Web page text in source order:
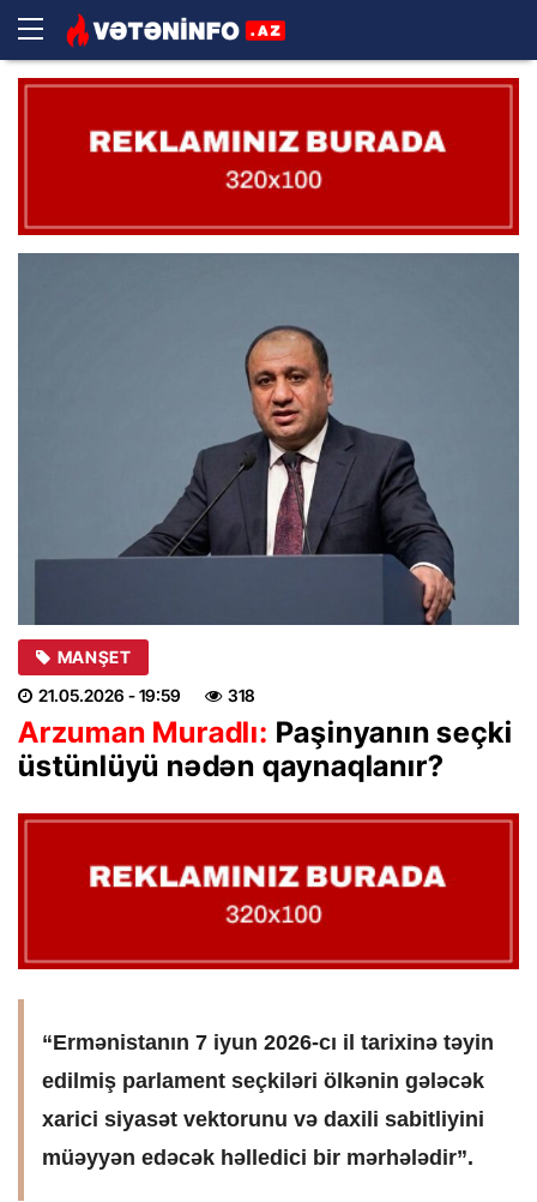
MANŞET
21.05.2026 - 19:59 318
Arzuman Muradlı: Paşinyanın seçki
üstünlüyü nədən qaynaqlanır?
“Ermənistanın 7 iyun 2026-cı il tarixinə təyin
edilmiş parlament seçkiləri ölkənin gələcək
xarici siyasət vektorunu və daxili sabitliyini
müəyyən edəcək həlledici bir mərhələdir”.